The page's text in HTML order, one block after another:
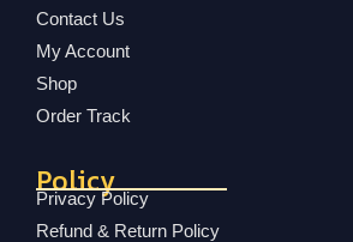
Contact Us
My Account
Shop
Order Track
Policy
Privacy Policy
Refund & Return Policy